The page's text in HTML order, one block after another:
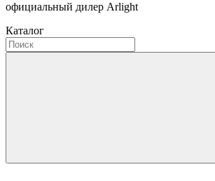
официальный дилер Arlight
Каталог